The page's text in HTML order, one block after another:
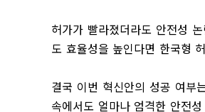
허가가 빨라졌더라도 안전성
도 효율성을 높인다면 한국형
결국 이번 혁신안의 성공 여부
속에서도 얼마나 엄격한 안전